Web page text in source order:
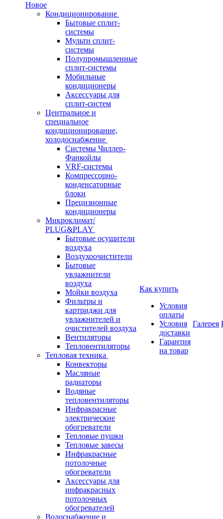
Новое
Кондиционирование
Бытовые сплит-
системы
Мульти сплит-
системы
Полупромышленные
сплит-системы
Мобильные
кондиционеры
Аксессуары для
сплит-систем
Центральное и
специальное
кондиционирование,
холодоснабжение
Системы Чиллер-
Фанкойлы
VRF-системы
Компрессорно-
конденсаторные
блоки
Прецизионные
кондиционеры
Микроклимат/
PLUG&PLAY
Бытовые осушители
воздуха
Воздухоочистители
Бытовые
увлажнители
воздуха
Мойки воздуха
Фильтры и
картриджи для
увлажнителей и
очистителей воздуха
Вентиляторы
Тепловентиляторы
Тепловая техника
Конвекторы
Масляные
радиаторы
Водяные
тепловентиляторы
Инфракрасные
электрические
обогреватели
Тепловые пушки
Тепловые завесы
Инфракрасные
потолочные
обогреватели
Аксессуары для
инфракрасных
потолочных
обогревателей
Водоснабжение и
Как купить
Условия
оплаты
Условия
доставки
Гарантия
на товар
Галерея